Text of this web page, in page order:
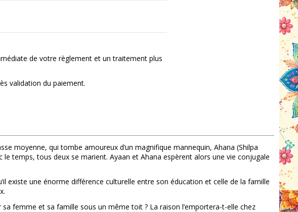
de votre règlement et un traitement plus
validation du paiement.
moyenne, qui tombe amoureux d’un magnifique mannequin, Ahana (Shilpa
temps, tous deux se marient. Ayaan et Ahana espèrent alors une vie conjugale
existe une énorme différence culturelle entre son éducation et celle de la famille
femme et sa famille sous un même toit ? La raison l’emportera-t-elle chez